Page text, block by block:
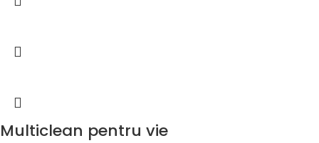
Multiclean pentru vie